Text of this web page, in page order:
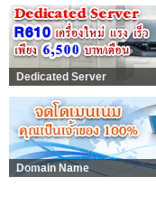
Dedicated Server
Domain Name